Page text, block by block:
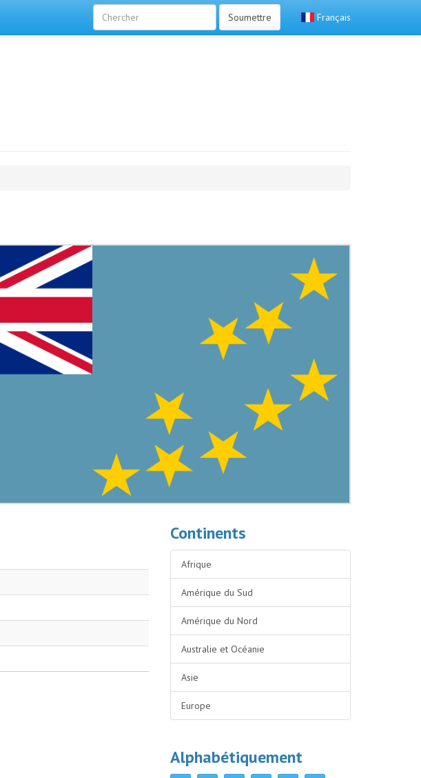
Français
Soumettre
Continents
Afrique
Amérique du Sud
Amérique du Nord
Australie et Océanie
Asie
Europe
Alphabétiquement